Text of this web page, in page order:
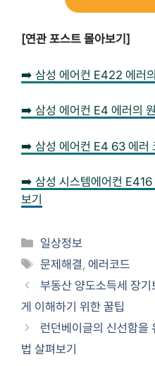
[연관 포스트 몰아보기]
➡️ 삼성 에어컨 E422 에러
➡️ 삼성 에어컨 E4 에러의
➡️ 삼성 에어컨 E4 63 에러
➡️ 삼성 시스템에어컨 E416
보기
Categories
일상정보
Tags
문제해결,에러코드
부동산 양도소득세 장
게 이해하기 위한 꿀팁
런던베이글의 신선함을
법 살펴보기